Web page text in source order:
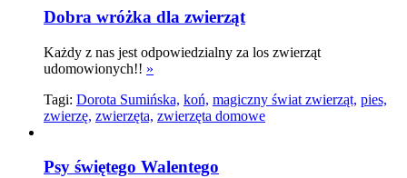
Dobra wróżka dla zwierząt
Każdy z nas jest odpowiedzialny za los zwierząt
udomowionych!! »
Tagi: Dorota Sumińska, koń, magiczny świat zwierząt, pies,
zwierzę, zwierzęta, zwierzęta domowe
Psy świętego Walentego